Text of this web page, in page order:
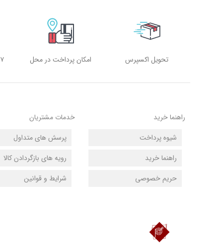
تحویل اکسپرس امکان پرداخت در محل ۷ روز هفته، ۲۴ ساعته
راهنما خرید
شیوه پرداخت
راهنما خرید
حریم خصوصی
خدمات مشتریان
پرسش های متداول
رویه های بازگردادن کالا
شرایط و قوانین